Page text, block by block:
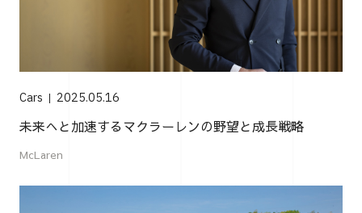
Cars 2025.05.16
未来へと加速するマクラーレンの野望と成長戦略
McLaren